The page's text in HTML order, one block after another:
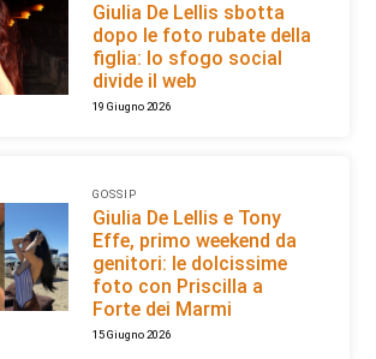
Giulia De Lellis sbotta
dopo le foto rubate della
figlia: lo sfogo social
divide il web
19 Giugno 2026
GOSSIP
Giulia De Lellis e Tony
Effe, primo weekend da
genitori: le dolcissime
foto con Priscilla a
Forte dei Marmi
15 Giugno 2026